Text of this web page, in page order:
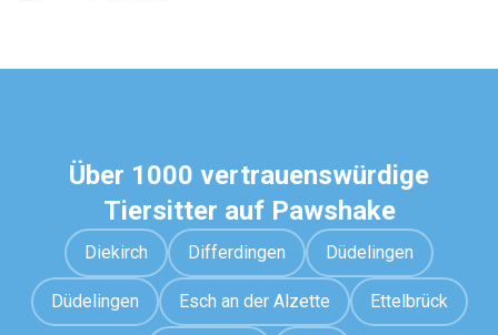
Über 1000 vertrauenswürdige
Tiersitter auf Pawshake
Diekirch Differdingen Düdelingen
Düdelingen Esch an der Alzette Ettelbrück